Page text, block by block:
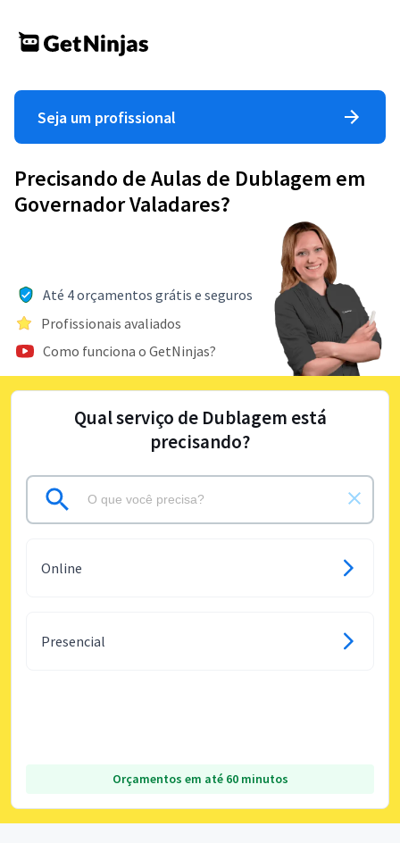
Seja um profissional
Precisando de Aulas de Dublagem em
Governador Valadares?
Até 4 orçamentos grátis e seguros
Profissionais avaliados
Como funciona o GetNinjas?
Qual serviço de Dublagem está
precisando?
Online
Presencial
Orçamentos em até 60 minutos